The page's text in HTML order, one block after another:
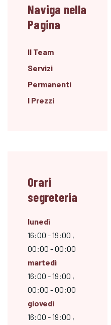
Naviga nella
Pagina
Il Team
Servizi
Permanenti
I Prezzi
Orari
segreteria
lunedì
16:00 - 19:00 ,
00:00 - 00:00
martedì
16:00 - 19:00 ,
00:00 - 00:00
giovedì
16:00 - 19:00 ,